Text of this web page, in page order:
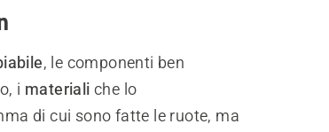
, le componenti ben
i materiali che lo
di cui sono fatte le ruote, ma